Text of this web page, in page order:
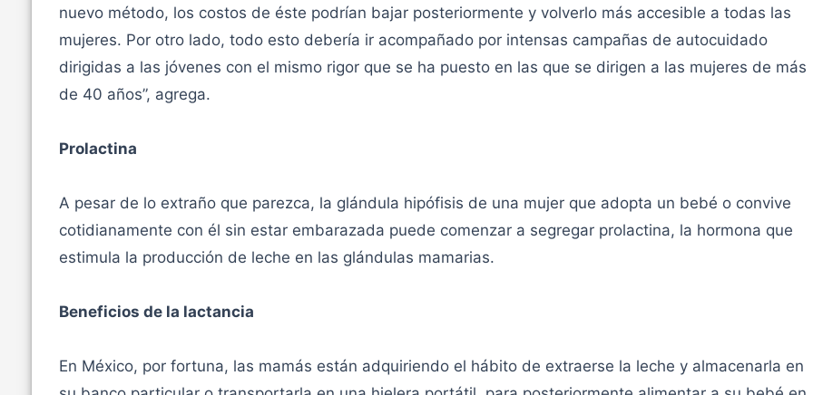
nuevo método, los costos de éste podrían bajar posteriormente y volverlo más accesible a todas las
mujeres. Por otro lado, todo esto debería ir acompañado por intensas campañas de autocuidado
dirigidas a las jóvenes con el mismo rigor que se ha puesto en las que se dirigen a las mujeres de más
de 40 años”, agrega.
Prolactina
A pesar de lo extraño que parezca, la glándula hipófisis de una mujer que adopta un bebé o convive
cotidianamente con él sin estar embarazada puede comenzar a segregar prolactina, la hormona que
estimula la producción de leche en las glándulas mamarias.
Beneficios de la lactancia
En México, por fortuna, las mamás están adquiriendo el hábito de extraerse la leche y almacenarla en